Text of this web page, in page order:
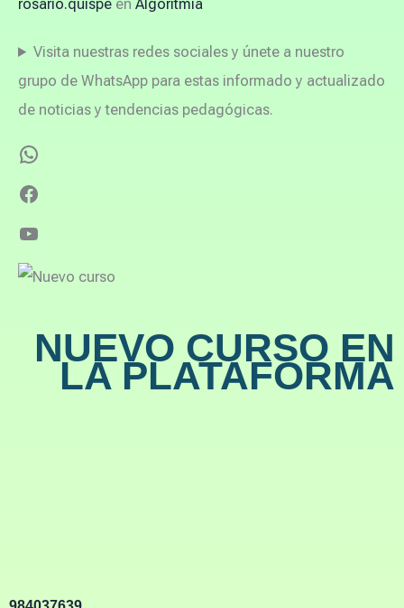
rosario.quispe en Algoritmia
Visita nuestras redes sociales y únete a nuestro
grupo de WhatsApp para estas informado y actualizado
de noticias y tendencias pedagógicas.
NUEVO CURSO EN
LA PLATAFORMA